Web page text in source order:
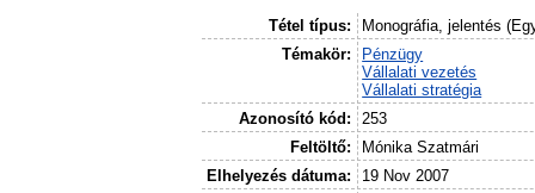
Tétel típus:
Monográfia, jelentés
Témakör:
Pénzügy
Vállalati vezetés
Vállalati stratégia
Azonosító kód:
253
Feltöltő:
Mónika Szatmári
Elhelyezés dátuma:
19 Nov 2007